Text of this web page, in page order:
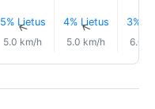
5% Lietus
↑
5.0 km/h
4% Lietus
↑
5.0 km/h
3%
6.0